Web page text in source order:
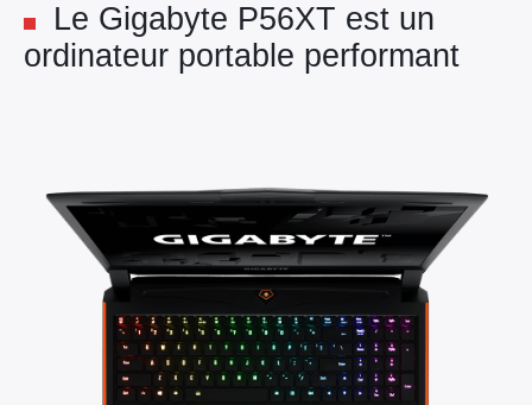
Le Gigabyte P56XT est un
ordinateur portable performant